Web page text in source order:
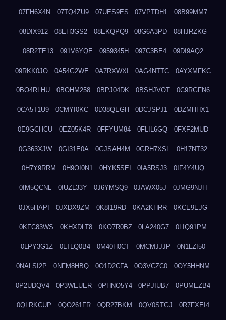
07FH6X4N 07TQ4ZU9 07UES9ES 07VPTDH1 08B99MM7
08DIX912 08EH3GS2 08EKQPQ9 08G6A3PD 08HJRZKG
08R2TE13 091V6YQE 0959345H 097C3BE4 09DI9AQ2
09RKK0JO 0A54G2WE 0A7RXWXI 0AG4NTTC 0AYXMFKC
0BO4RLHU 0BOHM258 0BPJ04DK 0BSHJVOT 0C9RGFN6
0CA5T1U9 0CMYI0KC 0D38QEGH 0DCJSPJ1 0DZMHHX1
0E9GCHCU 0EZ05K4R 0FFYUM84 0FLIL6GQ 0FXF2MUD
0G363XJW 0GI31E0A 0GJSAH4M 0GRH7XSL 0H17NT32
0H7Y9RRM 0H9OI0N1 0HYK5SEI 0IA5RSJ3 0IF4Y4UQ
0IM5QCNL 0IUZL33Y 0J6YMSQ9 0JAWX05J 0JMG9NJH
0JX5HAPI 0JXDX9ZM 0K8I19RD 0KA2KHRR 0KCE9EJG
0KFC83WS 0KHXDLT8 0KO7R0BZ 0LA240G7 0LIQ91PM
0LPY3G1Z 0LTLQ0B4 0M40H0CT 0MCMJJJP 0N1LZI50
0NALSI2P 0NFM8HBQ 0O1D2CFA 0O3VCZC0 0OY5HHNM
0P2UDQV4 0P3WEUER 0PHNO5Y4 0PPJIUB7 0PUMEZB4
0QLRKCUP 0QO261FR 0QR27BKM 0QV0STGJ 0R7FXEI4